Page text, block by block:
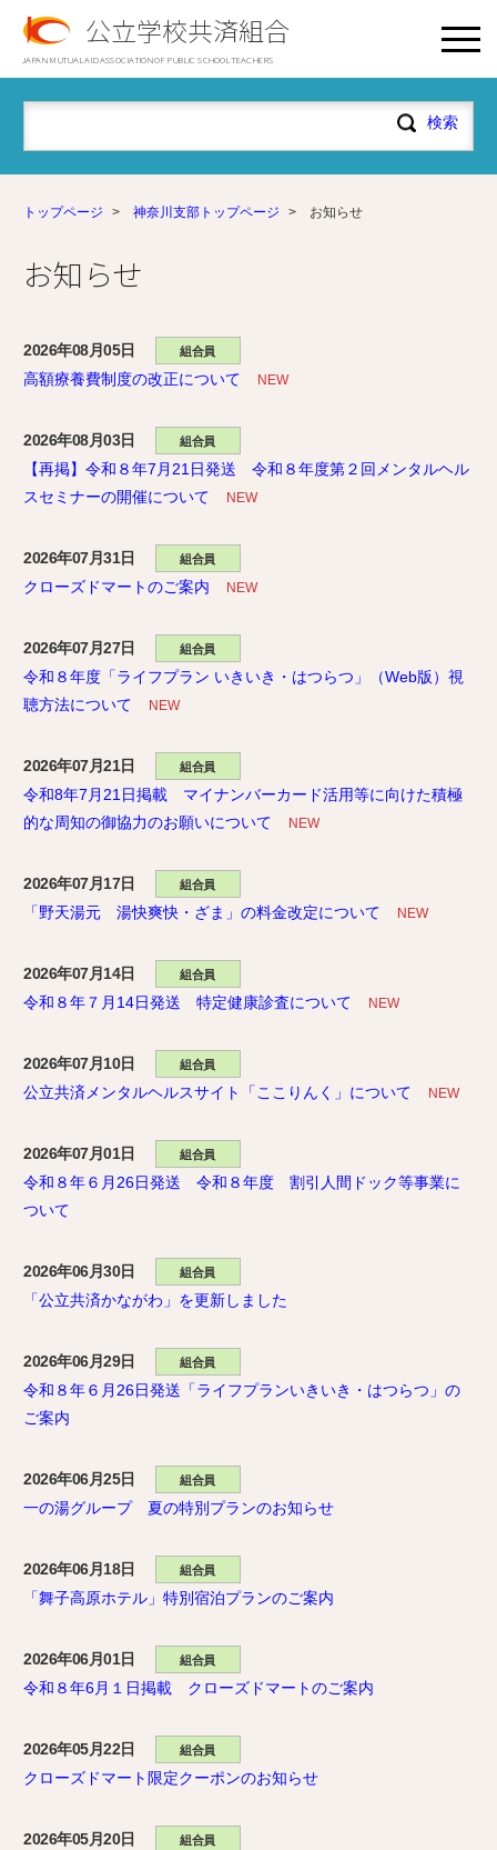
公立学校共済組合
JAPAN MUTUAL AID ASSOCIATION OF PUBLIC SCHOOL TEACHERS
トップページ > 神奈川支部トップページ > お知らせ
お知らせ
2026年08月05日 組合員
高額療養費制度の改正について NEW
2026年08月03日 組合員
【再掲】令和８年7月21日発送 令和８年度第２回メンタルヘル
スセミナーの開催について
NEW
2026年07月31日 組合員
クローズドマートのご案内 NEW
2026年07月27日 組合員
令和８年度「ライフプラン いきいき・はつらつ」（Web版）視
聴方法について
NEW
2026年07月21日 組合員
令和8年7月21日掲載 マイナンバーカード活用等に向けた積極
的な周知の御協力のお願いについて
NEW
2026年07月17日 組合員
「野天湯元 湯快爽快・ざま」の料金改定について NEW
2026年07月14日 組合員
令和８年７月14日発送 特定健康診査について NEW
2026年07月10日 組合員
公立共済メンタルヘルスサイト「ここりんく」について NEW
2026年07月01日 組合員
令和８年６月26日発送 令和８年度 割引人間ドック等事業に
ついて
2026年06月30日 組合員
「公立共済かながわ」を更新しました
2026年06月29日 組合員
令和８年６月26日発送「ライフプランいきいき・はつらつ」の
ご案内
2026年06月25日 組合員
一の湯グループ 夏の特別プランのお知らせ
2026年06月18日 組合員
「舞子高原ホテル」特別宿泊プランのご案内
2026年06月01日 組合員
令和８年6月１日掲載 クローズドマートのご案内
2026年05月22日 組合員
クローズドマート限定クーポンのお知らせ
2026年05月20日 組合員